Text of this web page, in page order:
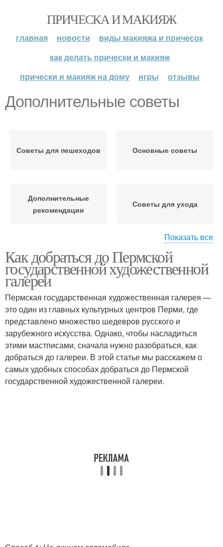
ПРИЧЕСКА И МАКИЯЖ
главная новости
виды макияжа и причесок
как делать прически и макияж
прически и макияж на дому
игры отзывы
Дополнительные советы
Советы для пешеходов Основные советы
Дополнительные
рекомендации
Советы для ухода
Простые советы Советы по стилю
Советы для стильного
образа
Советы по уходу
Советы для зимы Советы по выбору
Стилистические советы
Показать все
Как добраться до Пермской
государственной художественной
галереи
Пермская государственная художественная галерея —
это один из главных культурных центров Перми, где
представлено множество шедевров русского и
зарубежного искусства. Однако, чтобы насладиться
этими мастписами, сначала нужно разобраться, как
добраться до галереи. В этой статье мы расскажем о
самых удобных способах добраться до Пермской
государственной художественной галереи.